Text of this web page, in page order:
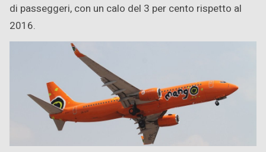
di passeggeri, con un calo del 3 per cento rispetto al
2016.